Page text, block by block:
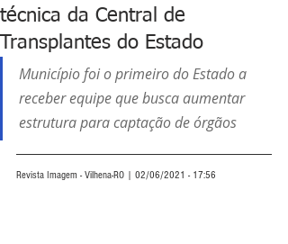
técnica da Central de
Transplantes do Estado
Município foi o primeiro do Estado a
receber equipe que busca aumentar
estrutura para captação de órgãos
Revista Imagem - Vilhena-RO | 02/06/2021 - 17:56